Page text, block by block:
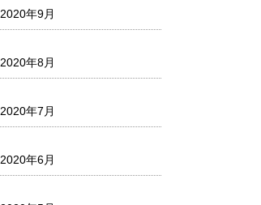
2020年9月
2020年8月
2020年7月
2020年6月